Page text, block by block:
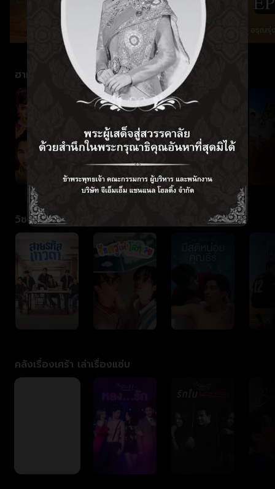
อรุณรุ่ง EP.1 อรุณรุ่
ฮาเข้าเส้น
วิชาสาววาย101
คลังเรื่องเศร้า เล่าเรื่องแซ่บ